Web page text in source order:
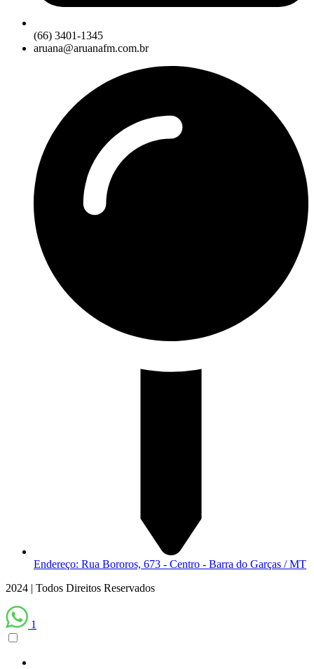
(66) 3401-1345
aruana@aruanafm.com.br
Endereço: Rua Bororos, 673 - Centro - Barra do Garças / MT
2024 | Todos Direitos Reservados
1